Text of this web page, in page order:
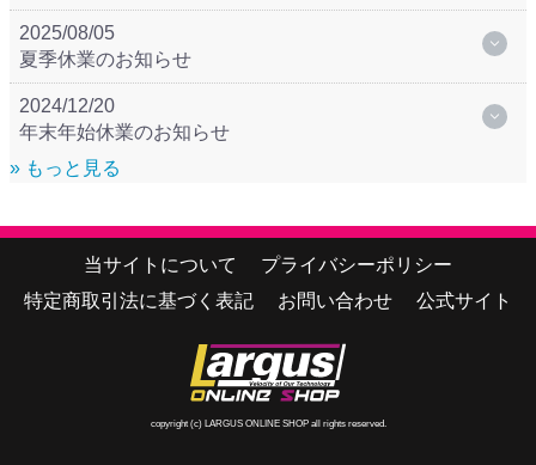
2025/08/05
夏季休業のお知らせ
2024/12/20
年末年始休業のお知らせ
» もっと見る
当サイトについて
プライバシーポリシー
特定商取引法に基づく表記
お問い合わせ 公式サイト
copyright (c) LARGUS ONLINE SHOP all rights reserved.